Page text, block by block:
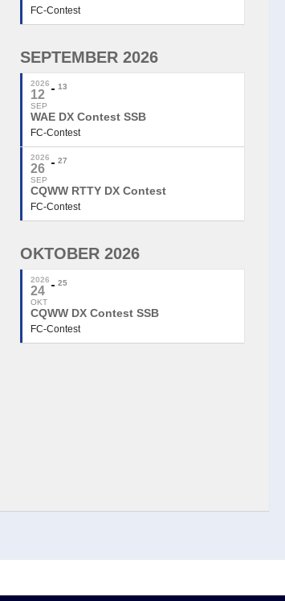
FC-Contest
SEPTEMBER 2026
2026
12
SEP
13
WAE DX Contest SSB
FC-Contest
2026
26
SEP
27
CQWW RTTY DX Contest
FC-Contest
OKTOBER 2026
2026
24
OKT
25
CQWW DX Contest SSB
FC-Contest